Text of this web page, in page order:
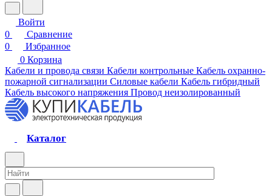
Войти
0
Сравнение
0
Избранное
0 Корзина
Кабели и провода связи Кабели контрольные Кабель охранно-
пожарной сигнализации Силовые кабели Кабель гибридный
Кабель высокого напряжения Провод неизолированный
Каталог